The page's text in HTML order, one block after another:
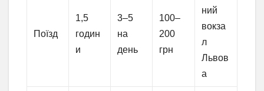
Поїзд
1,5
годин
и
3–5
на
день
100–
200
грн
ний
вокза
л
Львов
а